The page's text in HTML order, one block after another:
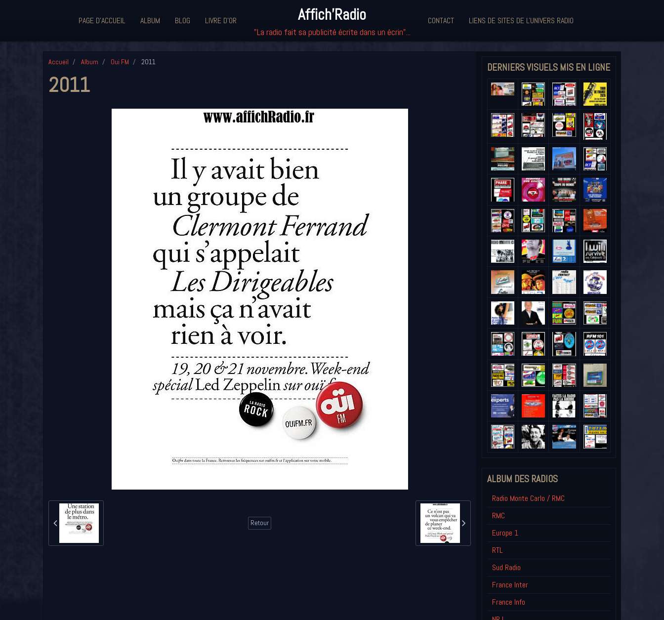
PAGE D'ACCUEIL ALBUM BLOG LIVRE D'OR Affich'Radio
"La radio fait sa publicité écrite dans un écrin"...
CONTACT LIENS DE SITES DE L'UNIVERS RADIO
Accueil Album Oui FM 2011
2011
Retour
DERNIERS VISUELS MIS EN LIGNE
ALBUM DES RADIOS
Radio Monte Carlo / RMC
RMC
Europe 1
RTL
Sud Radio
France Inter
France Info